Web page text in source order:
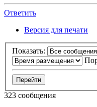
Ответить
Версия для печати
Показать:
323 сообщения